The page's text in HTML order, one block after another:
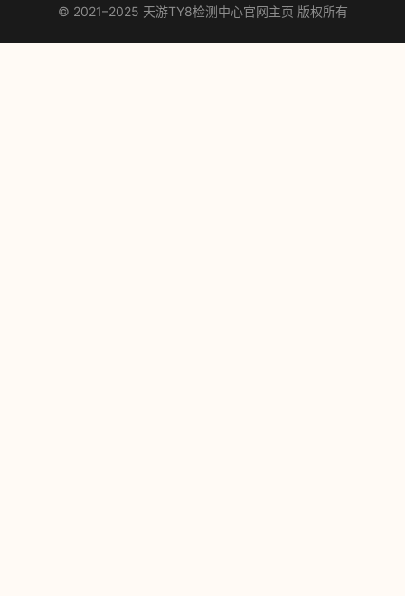
© 2021–2025 天游TY8检测中心官网主页 版权所有